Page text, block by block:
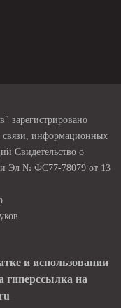
зарегистрировано
связи, информационных
Свидетельство о
Эл № ФС77-78079 от 13
и использовании
гиперссылка на